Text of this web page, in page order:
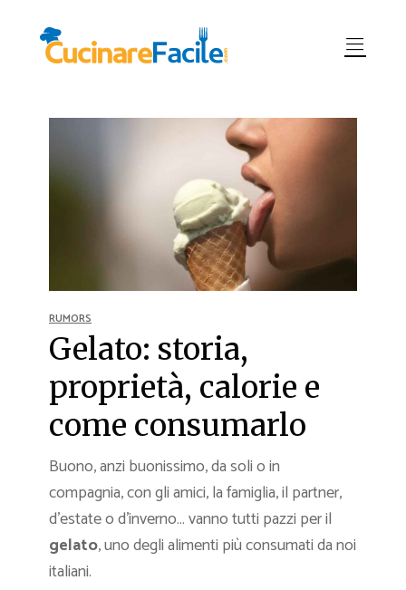
RUMORS
Gelato: storia,
proprietà, calorie e
come consumarlo
Buono, anzi buonissimo, da soli o in
compagnia, con gli amici, la famiglia, il partner,
d’estate o d’inverno… vanno tutti pazzi per il
gelato, uno degli alimenti più consumati da noi
italiani.